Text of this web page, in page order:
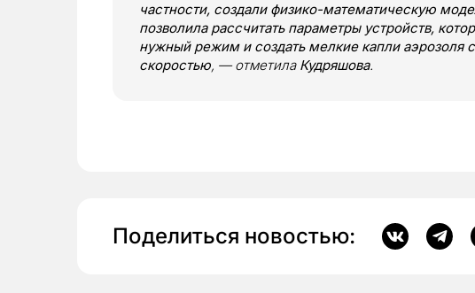
частности, создали физико-математическую
позволила рассчитать параметры устройств,
нужный режим и создать мелкие капли аэрозоля
скоростью, — отметила Кудряшова.
Поделиться новостью: